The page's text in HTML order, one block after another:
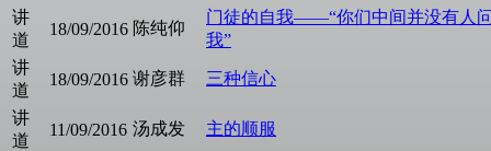
讲
道
18/09/2016 陈纯仰
门徒的自我——“你们中间并没有人
我”
讲
道
18/09/2016 谢彦群 三种信心
讲
道
11/09/2016 汤成发 主的顺服